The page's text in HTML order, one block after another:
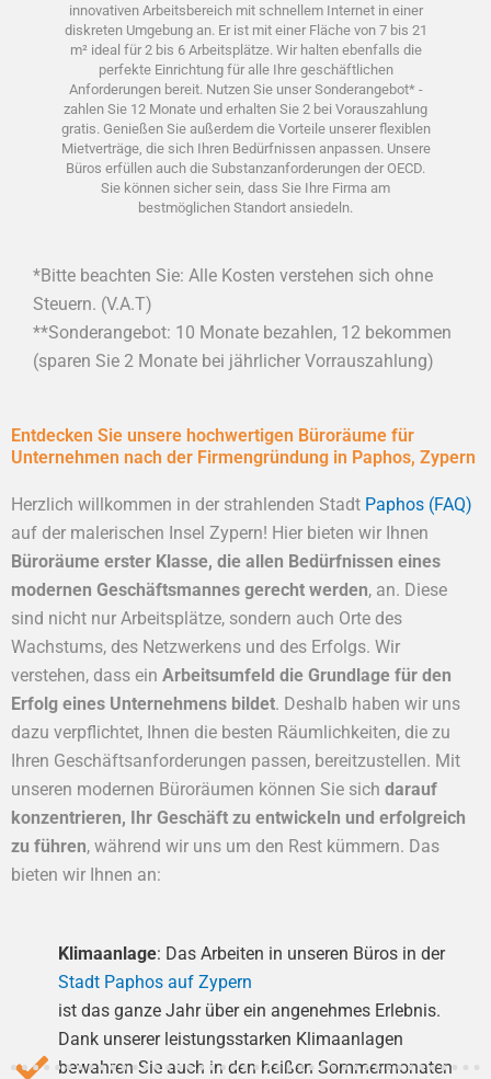
innovativen Arbeitsbereich mit schnellem Internet in einer
diskreten Umgebung an. Er ist mit einer Fläche von 7 bis 21
m² ideal für 2 bis 6 Arbeitsplätze. Wir halten ebenfalls die
perfekte Einrichtung für alle Ihre geschäftlichen
Anforderungen bereit. Nutzen Sie unser Sonderangebot* -
zahlen Sie 12 Monate und erhalten Sie 2 bei Vorauszahlung
gratis. Genießen Sie außerdem die Vorteile unserer flexiblen
Mietverträge, die sich Ihren Bedürfnissen anpassen. Unsere
Büros erfüllen auch die Substanzanforderungen der OECD.
Sie können sicher sein, dass Sie Ihre Firma am
bestmöglichen Standort ansiedeln.
*Bitte beachten Sie: Alle Kosten verstehen sich ohne
Steuern. (V.A.T)
**Sonderangebot: 10 Monate bezahlen, 12 bekommen
(sparen Sie 2 Monate bei jährlicher Vorrauszahlung)
Entdecken Sie unsere hochwertigen Büroräume für
Unternehmen nach der Firmengründung in Paphos, Zypern
Herzlich willkommen in der strahlenden Stadt Paphos (FAQ)
auf der malerischen Insel Zypern! Hier bieten wir Ihnen
Büroräume erster Klasse, die allen Bedürfnissen eines
modernen Geschäftsmannes gerecht werden, an. Diese
sind nicht nur Arbeitsplätze, sondern auch Orte des
Wachstums, des Netzwerkens und des Erfolgs. Wir
verstehen, dass ein Arbeitsumfeld die Grundlage für den
Erfolg eines Unternehmens bildet. Deshalb haben wir uns
dazu verpflichtet, Ihnen die besten Räumlichkeiten, die zu
Ihren Geschäftsanforderungen passen, bereitzustellen. Mit
unseren modernen Büroräumen können Sie sich darauf
konzentrieren, Ihr Geschäft zu entwickeln und erfolgreich
zu führen, während wir uns um den Rest kümmern. Das
bieten wir Ihnen an:
Klimaanlage: Das Arbeiten in unseren Büros in der
Stadt Paphos auf Zypern
ist das ganze Jahr über ein angenehmes Erlebnis.
Dank unserer leistungsstarken Klimaanlagen
bewahren Sie auch in den heißen Sommermonaten